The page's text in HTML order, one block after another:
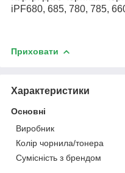
iPF680, 685, 780, 785,
Приховати
Характеристики
Основні
Виробник
Колір чорнила/тонера
Сумісність з брендом